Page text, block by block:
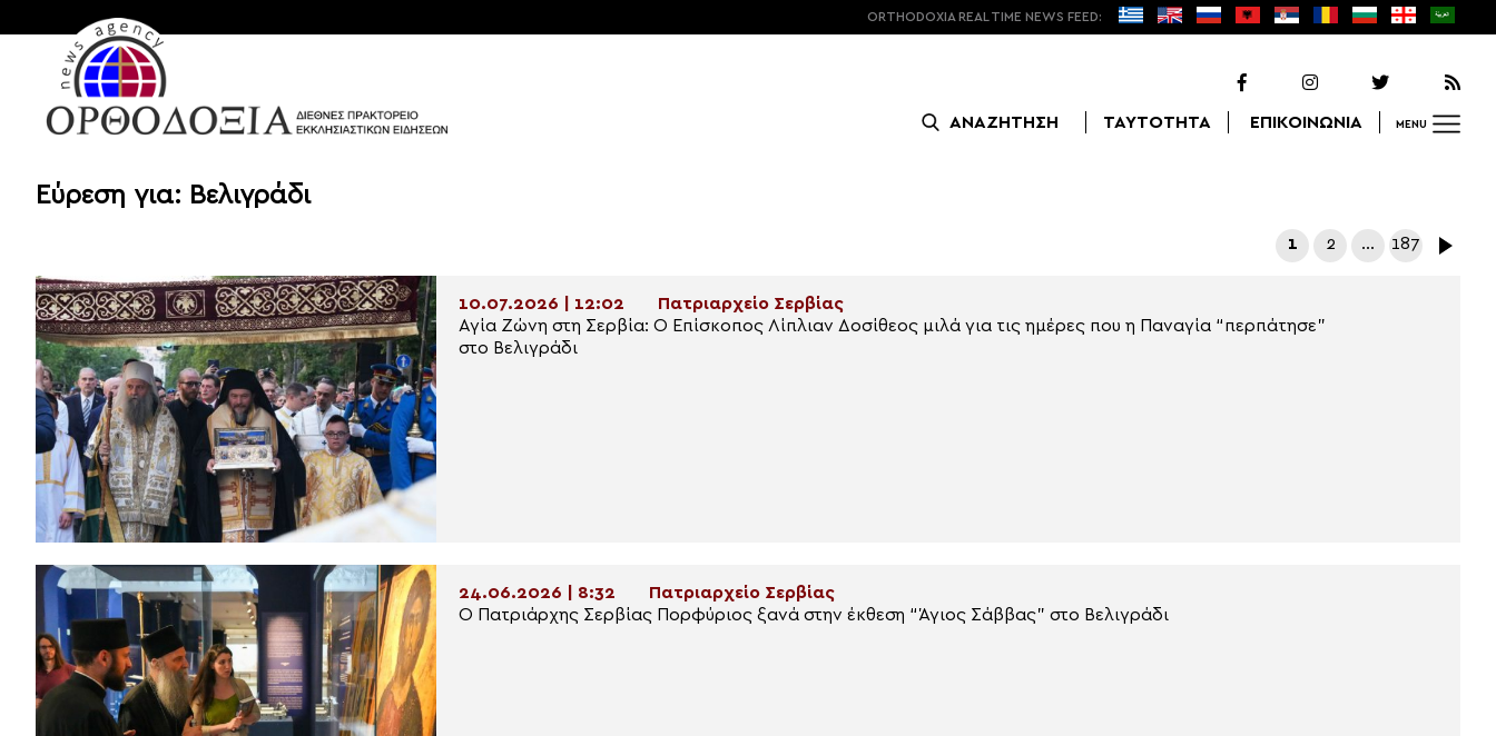
ORTHODOXIA REAL TIME NEWS FEED:
ΑΝΑΖΗΤΗΣΗ ΤΑΥΤΟΤΗΤΑ ΕΠΙΚΟΙΝΩΝΙΑ MENU
Εύρεση για: Βελιγράδι
1 2 … 187
10.07.2026 | 12:02
Πατριαρχείο Σερβίας
Αγία Ζώνη στη Σερβία: Ο Επίσκοπος Λίπλιαν Δοσίθεος μιλά για τις ημέρες που η Παναγία “περπάτησε”
στο Βελιγράδι
24.06.2026 | 8:32
Πατριαρχείο Σερβίας
Ο Πατριάρχης Σερβίας Πορφύριος ξανά στην έκθεση “Άγιος Σάββας” στο Βελιγράδι